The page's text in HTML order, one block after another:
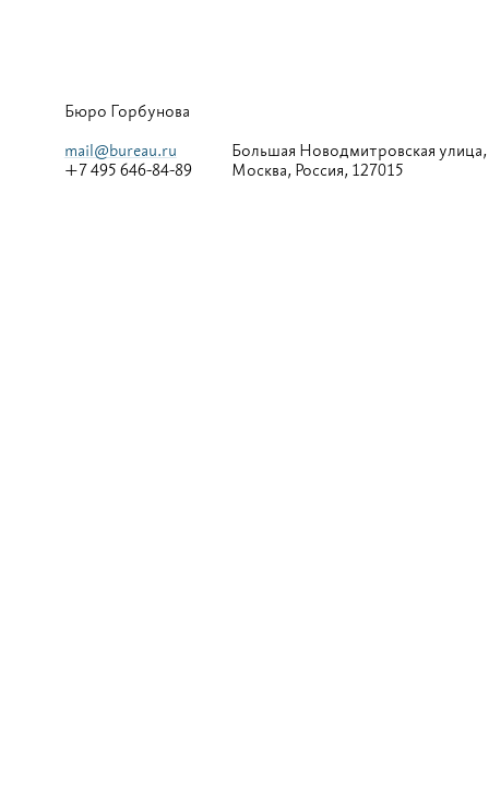
Бюро Горбунова
mail@bureau.ru
+7 495 646-84-89
Большая Новодмитровская улица,
Москва, Россия, 127015